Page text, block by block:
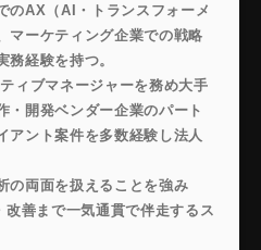
のAX（AI・トランスフォーメ
マーケティング企業での戦略
務経験を持つ。
ィブマネージャーを務め大手
・開発ベンダー企業のパート
アント案件を多数経験し法人
の両面を扱えることを強み
善まで一気通貫で伴走するス